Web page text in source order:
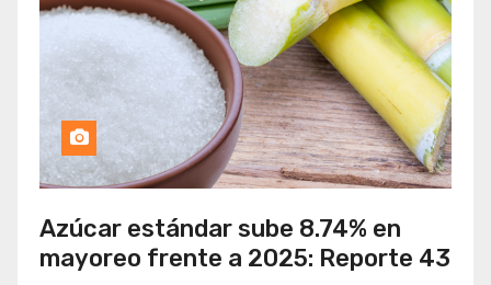
Azúcar estándar sube 8.74% en
mayoreo frente a 2025: Reporte 43